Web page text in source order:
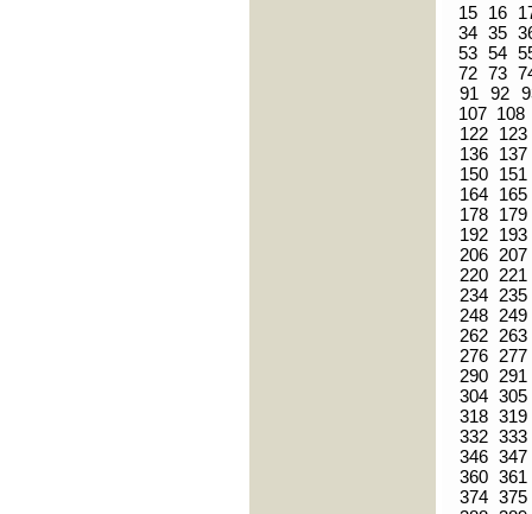
15 16
34 35
53 54
72 73
91
92
107 108
122
123
136
137
150
151
164
165
178
179
192
193
206 207
220
221
234
235
248
249
262
263
276
277
290
291
304 305
318 319
332 333
346 347
360 361
374 375